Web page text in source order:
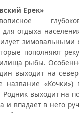
Ерек»
для отдыха
пополняют
рыбы.
выходит на
название «Кочки»)
Родник выходит на
и впадает в него